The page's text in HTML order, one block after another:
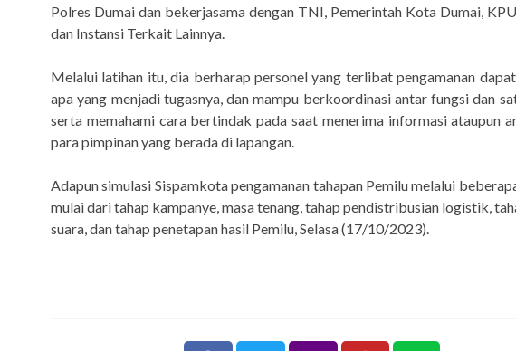
Polres Dumai dan bekerjasama dengan TNI, Pemerintah Kota Dumai,
dan Instansi Terkait Lainnya.
Melalui latihan itu, dia berharap personel yang terlibat pengamanan
apa yang menjadi tugasnya, dan mampu berkoordinasi antar fungsi dan
serta memahami cara bertindak pada saat menerima informasi ataupun
para pimpinan yang berada di lapangan.
Adapun simulasi Sispamkota pengamanan tahapan Pemilu melalui
mulai dari tahap kampanye, masa tenang, tahap pendistribusian logistik,
suara, dan tahap penetapan hasil Pemilu, Selasa (17/10/2023).